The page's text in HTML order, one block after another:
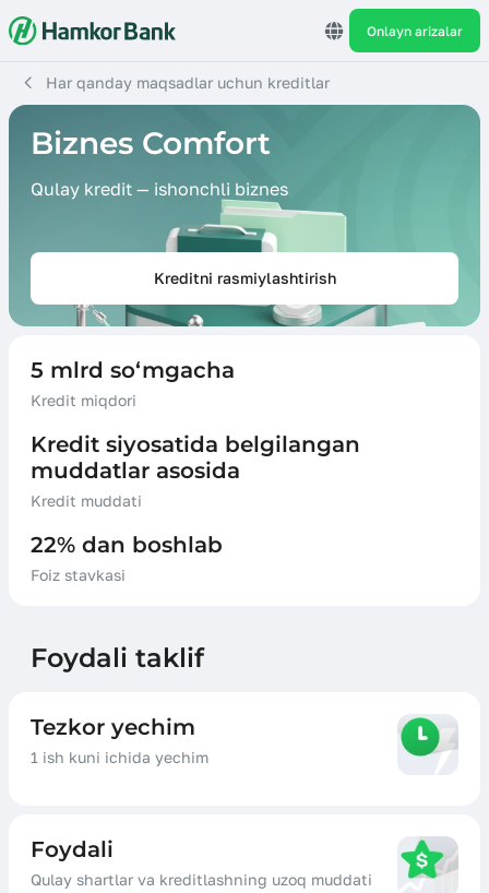
Onlayn arizalar
Har qanday maqsadlar uchun kreditlar
Biznes Comfort
Qulay kredit — ishonchli biznes
Kreditni rasmiylashtirish
5 mlrd so‘mgacha
Kredit miqdori
Kredit siyosatida belgilangan
muddatlar asosida
Kredit muddati
22% dan boshlab
Foiz stavkasi
Foydali taklif
Tezkor yechim
1 ish kuni ichida yechim
Foydali
Qulay shartlar va kreditlashning uzoq muddati